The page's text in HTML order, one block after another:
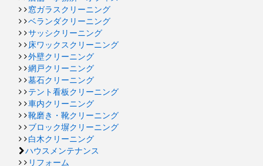
窓ガラスクリーニング
ベランダクリーニング
サッシクリーニング
床ワックスクリーニング
外壁クリーニング
網戸クリーニング
墓石クリーニング
テント看板クリーニング
車内クリーニング
靴磨き・靴クリーニング
ブロック塀クリーニング
白木クリーニング
ハウスメンテナンス
リフォーム